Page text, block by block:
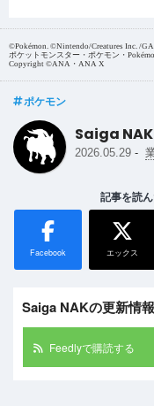
©Pokémon. ©Nintendo/Creatures Inc. /
ポケットモンスター・ポケモン・
Copyright ©ANA・ANA X
ポケモン
Saiga NAK
2026.05.29 -
記事を読
Facebook エックス
Saiga NAKの更新情
Feedlyで購読する